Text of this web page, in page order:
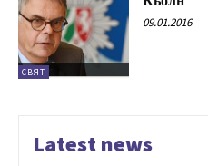
СВЯТ
09.01.2016
Latest news